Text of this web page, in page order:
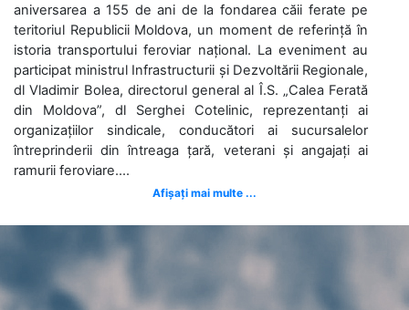
aniversarea a 155 de ani de la fondarea căii ferate pe
teritoriul Republicii Moldova, un moment de referință în
istoria transportului feroviar național. La eveniment au
participat ministrul Infrastructurii și Dezvoltării Regionale,
dl Vladimir Bolea, directorul general al Î.S. „Calea Ferată
din Moldova”, dl Serghei Cotelinic, reprezentanți ai
organizațiilor sindicale, conducători ai sucursalelor
întreprinderii din întreaga țară, veterani și angajați ai
ramurii feroviare....
Afișați mai multe ...